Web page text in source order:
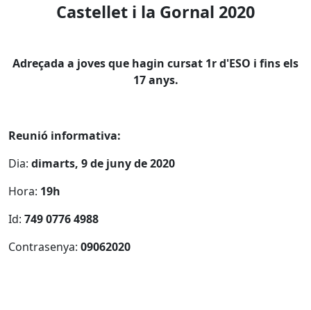
Castellet i la Gornal 2020
Adreçada a joves que hagin cursat 1r d'ESO i fins els
17 anys.
Reunió informativa:
Dia: dimarts, 9 de juny de 2020
Hora: 19h
Id: 749 0776 4988
Contrasenya: 09062020